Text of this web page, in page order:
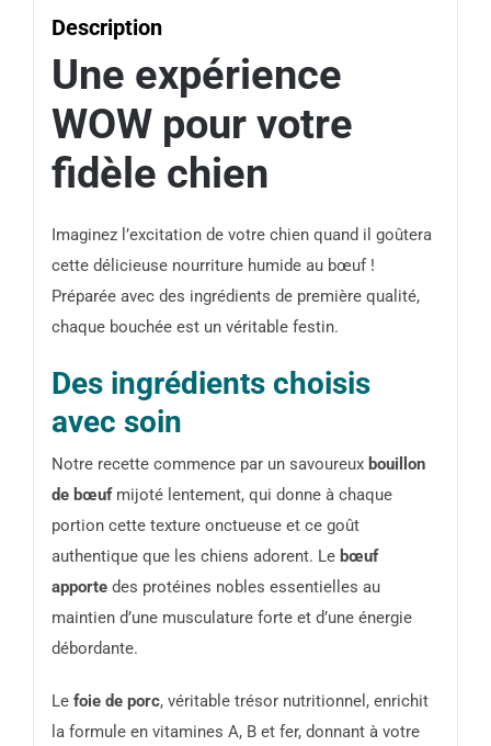
Authentic
Description
Une expérience
WOW pour votre
fidèle chien
Imaginez l’excitation de votre chien quand il goûtera
cette délicieuse nourriture humide au bœuf !
Préparée avec des ingrédients de première qualité,
chaque bouchée est un véritable festin.
Des ingrédients choisis
avec soin
Notre recette commence par un savoureux bouillon
de bœufmijoté lentement, qui donne à chaque
portion cette texture onctueuse et ce goût
authentique que les chiens adorent. Le bœuf
apportedes protéines nobles essentielles au
maintien d’une musculature forte et d’une énergie
débordante.
Le foie de porc, véritable trésor nutritionnel, enrichit
la formule en vitamines A, B et fer, donnant à votre